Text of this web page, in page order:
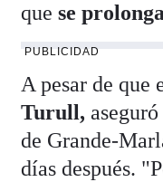
quese
PUBLICIDAD
A pesar de que
Turull,
de Grande-
días después.